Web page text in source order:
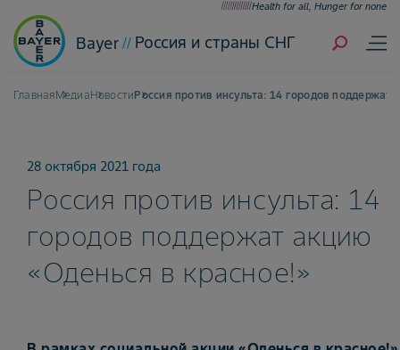
Health for all, Hunger for none
Bayer Россия и страны СНГ
ГлавнаяМедиаНовостиРоссия против инсульта: 14 городов поддержат
28 октября 2021 года
Россия против инсульта: 14
городов поддержат акцию
«Оденься в красное!»